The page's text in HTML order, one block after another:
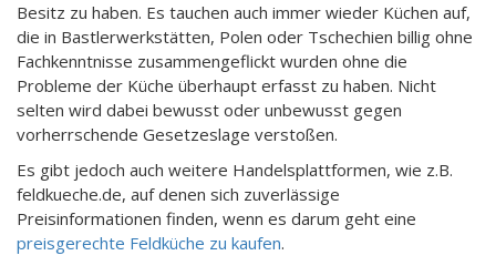
Besitz zu haben. Es tauchen auch immer wieder Küchen auf,
die in Bastlerwerkstätten, Polen oder Tschechien billig ohne
Fachkenntnisse zusammengeflickt wurden ohne die
Probleme der Küche überhaupt erfasst zu haben. Nicht
selten wird dabei bewusst oder unbewusst gegen
vorherrschende Gesetzeslage verstoßen.
Es gibt jedoch auch weitere Handelsplattformen, wie z.B.
feldkueche.de, auf denen sich zuverlässige
Preisinformationen finden, wenn es darum geht eine
preisgerechte Feldküche zu kaufen.